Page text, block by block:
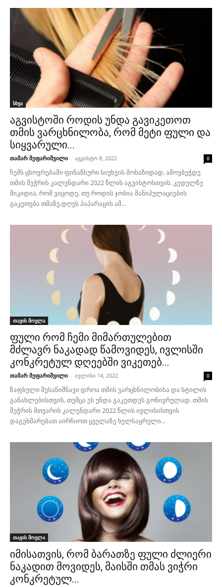
სხვა
აგვისტოში როდის უნდა გავიკეთოთ
თმის ვარცხნილობა, რომ მეტი ფული და
სიყვარული...
თამარ მეფარიშვილი - აგვისტო 8, 2022 0
ჩემს ცხოვრებაში ფინანსური სიუხვის მოსაზიდად, ამოვბეჭდე
თმის შეჭრის კალენდარი 2022 წლის აგვისტოსთვის. კედელზე
მიკიდია, რომ ვიცოდე, თუ როდის ჯობია მანიპულაციების
გაკეთება თმაზე.დღეს პაპარაცის ამ...
თავის მოვლა
ფული რომ ჩემი მიმართულებით
მძლავრ ნაკადად წამოვიდეს, ივლისში
კონკრეტულ დღეებში ვიკეთებ...
თამარ მეფარიშვილი - ივლისი 14, 2022 0
ზაფხული შესანიშნავი დროა თმის ვარცხნილობისა და სტილის
განახლებისთვის, თუმცა ეს უნდა გაკეთდეს გონივრულად. თმის
შეჭრის მთვარის კალენდარი 2022 წლის ივლისისთვის
დაგეხმარებათ აირჩიოთ ყველაზე ხელსაყრელი...
თავის მოვლა
იმისათვის, რომ ბარათზე ფული ძლიერი
ნაკადით მოვიდეს, მაისში თმას ვიჭრი
კონკრეტულ...